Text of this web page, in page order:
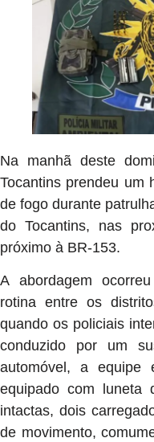
Na manhã deste
Tocantins prendeu um
de fogo durante
do Tocantins, nas
próximo à BR-153.
A abordagem
rotina entre os
quando os policiais
conduzido por um
automóvel, a equipe
equipado com luneta
intactas, dois
de movimento,